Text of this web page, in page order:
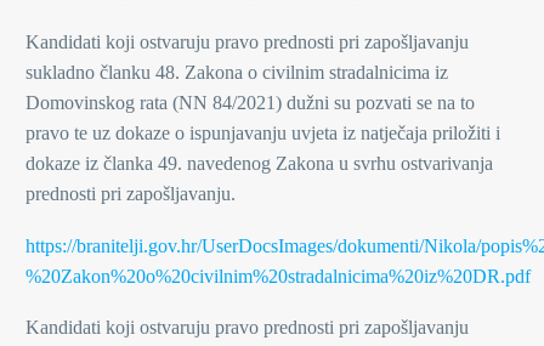
Kandidati koji ostvaruju pravo prednosti pri zapošljavanju
sukladno članku 48. Zakona o civilnim stradalnicima iz
Domovinskog rata (NN 84/2021) dužni su pozvati se na to
pravo te uz dokaze o ispunjavanju uvjeta iz natječaja priložiti i
dokaze iz članka 49. navedenog Zakona u svrhu ostvarivanja
prednosti pri zapošljavanju.
https://branitelji.gov.hr/UserDocsImages/dokumenti/Nikola/
%20Zakon%20o%20civilnim%20stradalnicima%20iz%20DR.pdf
Kandidati koji ostvaruju pravo prednosti pri zapošljavanju